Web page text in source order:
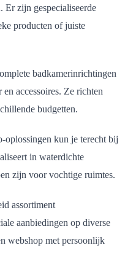
Er zijn gespecialiseerde
producten of juiste
badkamerinrichtingen
accessoires. Ze richten
budgetten.
oplossingen kun je terecht bij
in waterdichte
zijn voor vochtige ruimtes.
assortiment
aanbiedingen op diverse
webshop met persoonlijk